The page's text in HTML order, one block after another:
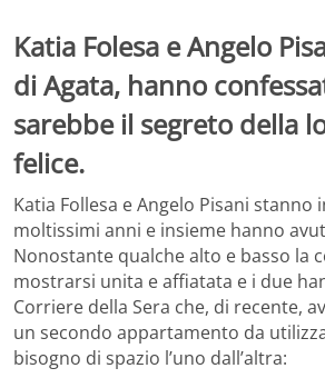
Katia Folesa e Angelo
di Agata, hanno
sarebbe il segreto della
felice.
Katia Follesa e Angelo Pisani stanno
moltissimi anni e insieme hanno
Nonostante qualche alto e basso la
mostrarsi unita e affiatata e i due
Corriere della Sera che, di recente,
un secondo appartamento da
bisogno di spazio l’uno dall’altra: